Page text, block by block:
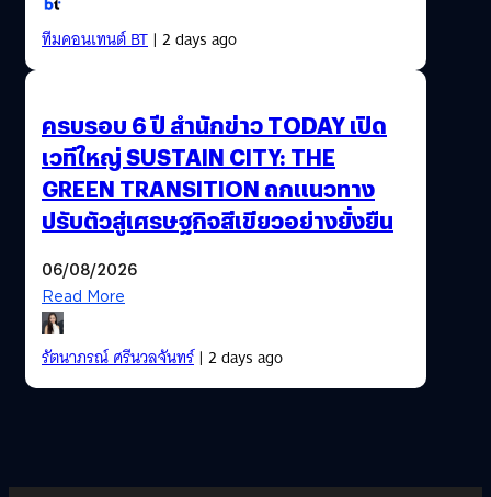
ทีมคอนเทนต์ BT| 2 days ago
ครบรอบ 6 ปี สำนักข่าว TODAY เปิด
เวทีใหญ่ SUSTAIN CITY: THE
GREEN TRANSITION ถกแนวทาง
ปรับตัวสู่เศรษฐกิจสีเขียวอย่างยั่งยืน
06/08/2026
Read More
รัตนาภรณ์ ศรีนวลจันทร์| 2 days ago